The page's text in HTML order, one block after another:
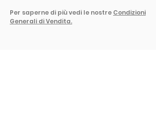
Per saperne di più vedi le nostre Condizioni
Generali di Vendita.